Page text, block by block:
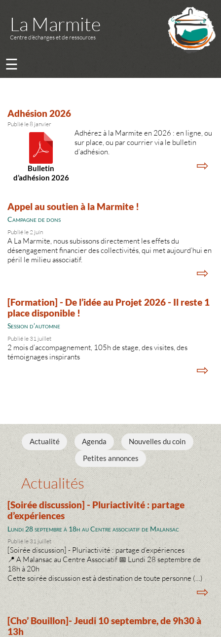
La Marmite
Centre d’échanges et de ressources
☰
Adhésion 2026
Publié le 8 janvier
Bulletin
d’adhésion 2026
Adhérez à la Marmite en 2026 : en ligne, ou
sur place, ou par courrier via le bulletin
d’adhésion.
⇨
Appel au soutien à la Marmite !
Campagne de dons
Publié le 2 juin
A La Marmite, nous subissons directement les effets du
désengagement financier des collectivités, qui met aujourd’hui en
péril le milieu associatif.
⇨
[Formation] - De l’idée au Projet 2026 - Il reste 1
place disponible !
Session d’automne
Publié le 31 juillet
2 mois d’accompagnement, 105h de stage, des visites, des
témoignages inspirants
⇨
Actualité Agenda
Nouvelles du coin
Petites annonces
Actualités
[Soirée discussion] - Pluriactivité : partage
d’expériences
Lundi 28 septembre à 18h au Centre associatif de Malansac
Publié le 31 juillet
[Soirée discussion] - Pluriactivité : partage d’expériences
📍 A Malansac au Centre Associatif 📅 Lundi 28 septembre de
18h à 20h
Cette soirée discussion est à destination de toute personne (…)
⇨
[Cho’ Bouillon]- Jeudi 10 septembre, de 9h30 à
13h